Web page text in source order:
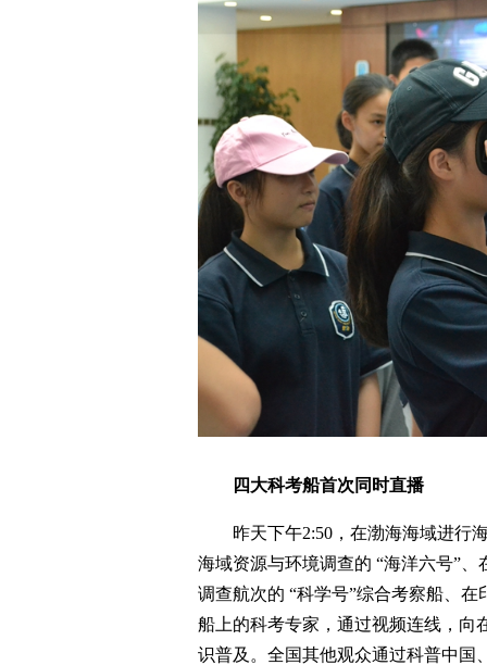
四大科考船首次同时直播
昨天下午2:50，在渤海海域进行
海域资源与环境调查的 “海洋六号”
调查航次的 “科学号”综合考察船、
船上的科考专家，通过视频连线，向
识普及。全国其他观众通过科普中国